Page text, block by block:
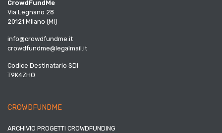
CrowdFundMe
Via Legnano 28
20121 Milano (MI)
info@crowdfundme.it
crowdfundme@legalmail.it
Codice Destinatario SDI
T9K4ZHO
CROWDFUNDME
ARCHIVIO PROGETTI CROWDFUNDING